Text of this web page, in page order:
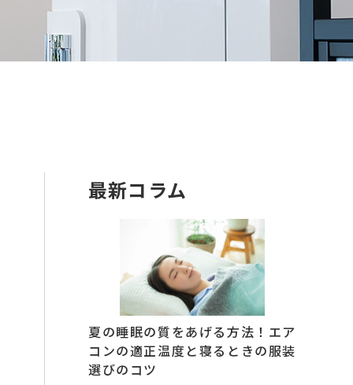
最新コラム
夏の睡眠の質をあげる方法！エア
コンの適正温度と寝るときの服装
選びのコツ